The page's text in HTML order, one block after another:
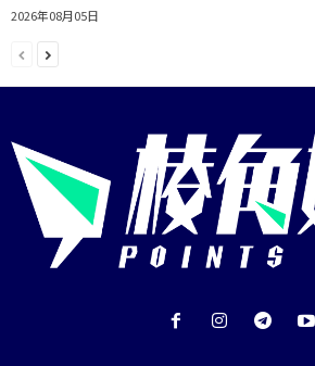
2026年08月05日